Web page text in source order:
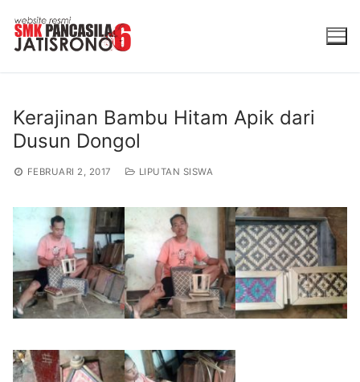
konten
Kerajinan Bambu Hitam Apik dari
Dusun Dongol
FEBRUARI 2, 2017 LIPUTAN SISWA